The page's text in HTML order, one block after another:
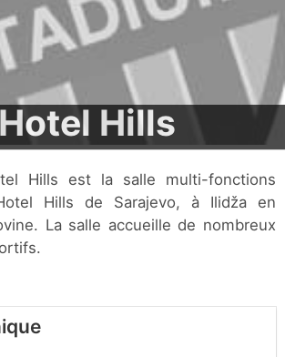
Hills
Hills de Sarajevo, à Ilidža en
La salle accueille de nombreux